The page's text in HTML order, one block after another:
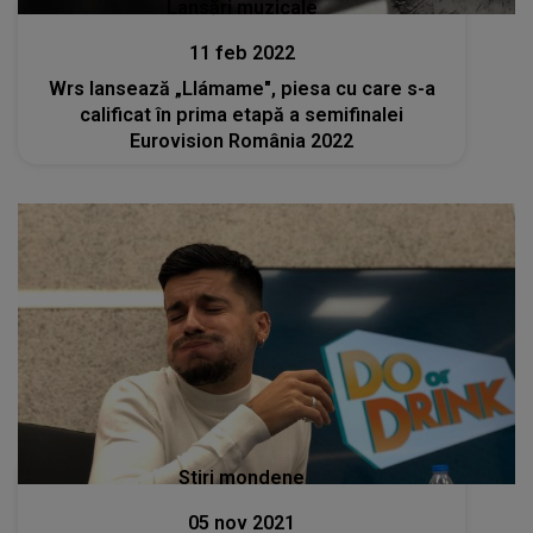
Lansări muzicale
11 feb 2022
Wrs lansează „Llámame", piesa cu care s-a
calificat în prima etapă a semifinalei
Eurovision România 2022
Stiri mondene
05 nov 2021